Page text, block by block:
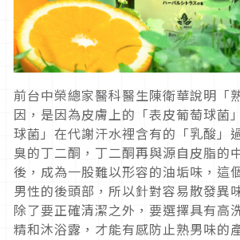
前台中榮總家醫科醫生陳衛華說明「
因，是因為皮膚上的「表皮葡萄球菌
球菌」在代謝汗水裡含有的 「乳酸」
臭的丁二酮，丁二酮再與源自皮脂的
後，成為一股難以形容的油垢味，這
男性的後頭部，所以針對容易散發異
除了要正確清潔之外，要選擇具有高
精和沐浴露，才能有感防止熟男味的